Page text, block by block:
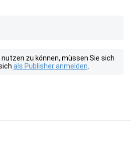
zu können, müssen Sie sich
als Publisher anmelden